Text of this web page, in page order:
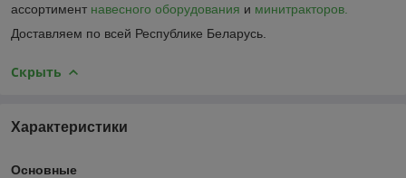
ассортимент навесного оборудования и минитракторов.
Доставляем по всей Республике Беларусь.
Скрыть
Характеристики
Основные